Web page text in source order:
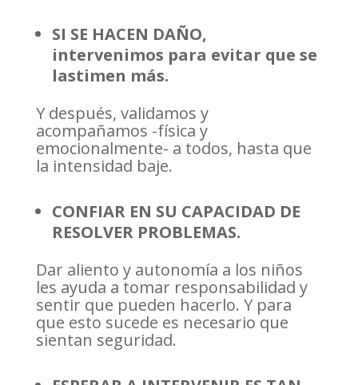
SI SE HACEN DAÑO,
intervenimos para evitar que se
lastimen más.
Y después, validamos y
acompañamos -física y
emocionalmente- a todos, hasta que
la intensidad baje.
CONFIAR EN SU CAPACIDAD DE
RESOLVER PROBLEMAS.
Dar aliento y autonomía a los niños
les ayuda a tomar responsabilidad y
sentir que pueden hacerlo. Y para
que esto sucede es necesario que
sientan seguridad.